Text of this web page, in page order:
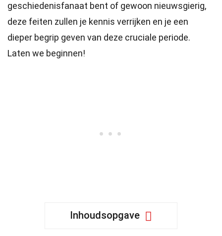
geschiedenisfanaat bent of gewoon nieuwsgierig,
deze feiten zullen je kennis verrijken en je een
dieper begrip geven van deze cruciale periode.
Laten we beginnen!
Inhoudsopgave